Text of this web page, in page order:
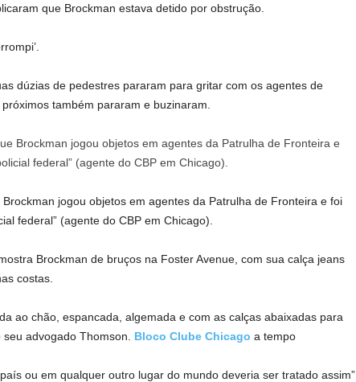
que Brockman estava detido por obstrução.
dúzias de pedestres pararam para gritar com os agentes de
também pararam e buzinaram.
jogou objetos em agentes da Patrulha de Fronteira e foi
federal” (agente do CBP em Chicago).
Brockman de bruços na Foster Avenue, com sua calça jeans
costas.
ao chão, espancada, algemada e com as calças abaixadas para
advogado Thomson. Bloco Clube Chicago a tempo
ou em qualquer outro lugar do mundo deveria ser tratado assim”,